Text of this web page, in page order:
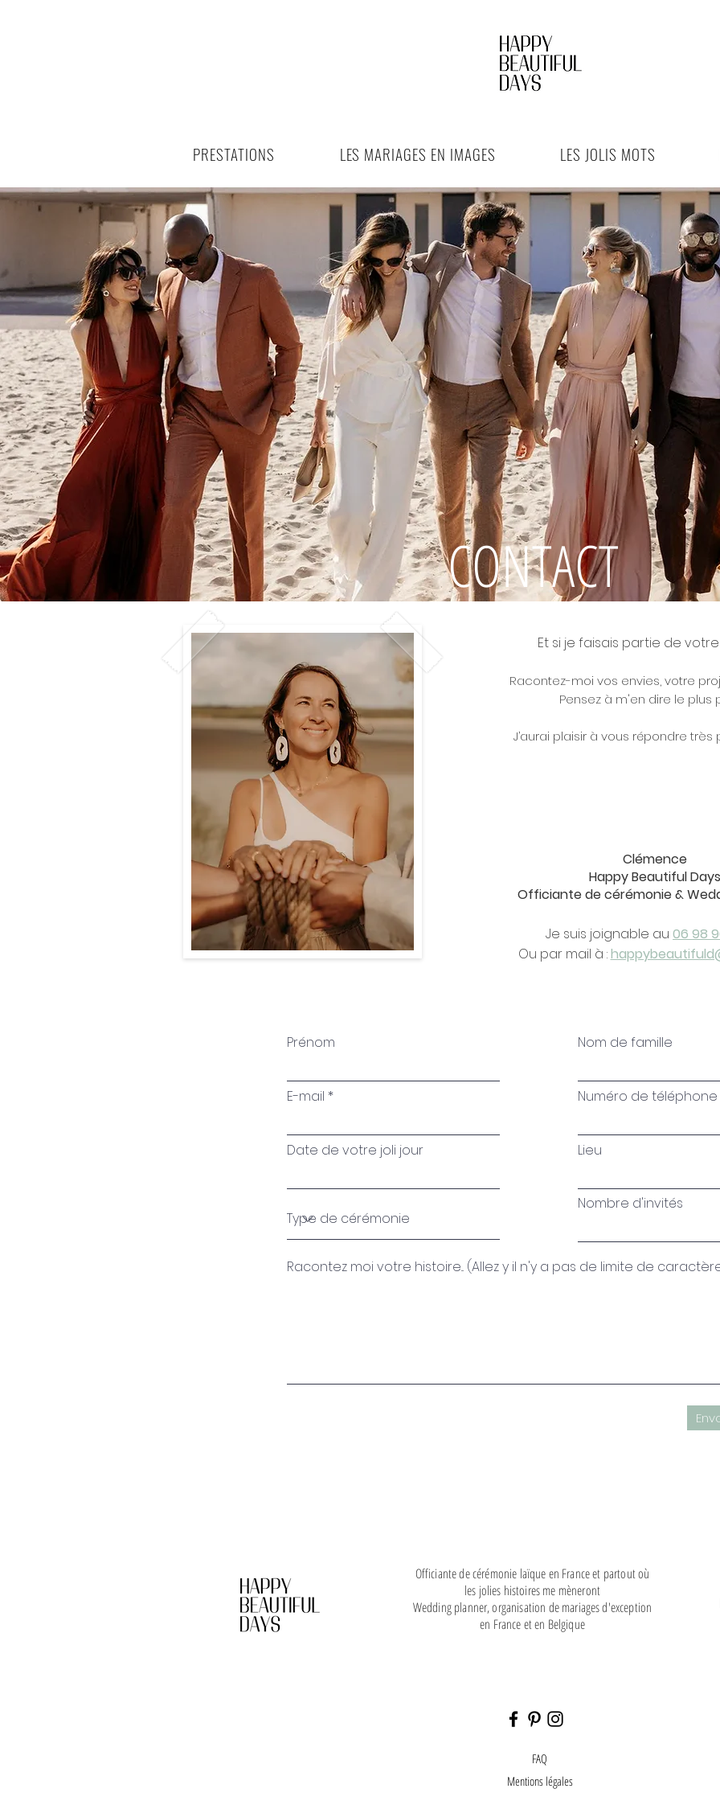
PRESTATIONS LES MARIAGES EN IMAGES LES JOLIS MOTS
Wedding planner officiante de cérémonie organisation de mariage happy beautiful days
CONTACT
Et si je faisais partie de
Racontez-moi vos envies, votre
Pensez à m'en dire le plus
J’aurai plaisir à vous répondre
Clémence
Happy Beautiful Days
Officiante de cérémonie &
Je suis joignable au 06 98
Ou par mail à :
Prénom
E-mail
Date de votre joli jour
Nom de famille
Numéro de téléphone
Lieu
Nombre d'invités
Racontez moi votre histoire... (Allez y il n'y a pas de limite de
Officiante de cérémonie laïque en France et partout où
les jolies histoires me mèneront
Wedding planner, organisation de mariages d'exception
en France et en Belgique
FAQ
Mentions légales